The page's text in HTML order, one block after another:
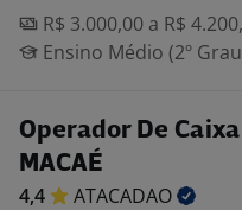
R$ 3.000,00 a R$
Ensino Médio (2º
Operador De Caixa
MACAÉ
4,4
ATACADAO